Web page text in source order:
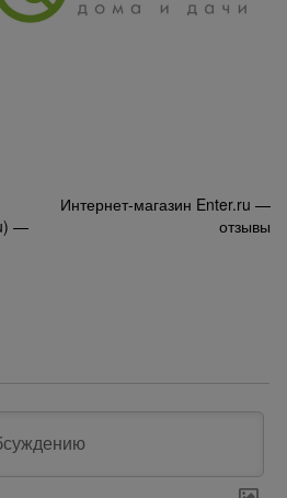
—
Интернет-магазин Enter.ru —
отзывы